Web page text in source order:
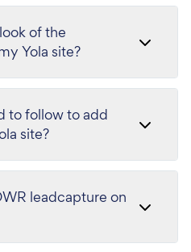
of the
Yola site?
to follow to add
site?
leadcapture on